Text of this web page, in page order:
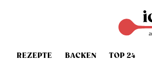
REZEPTE BACKEN TOP 24